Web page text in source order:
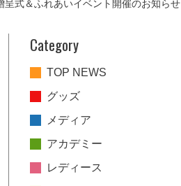
呈式＆ふれあいイベント開催のお知らせ
Category
TOP NEWS
グッズ
メディア
アカデミー
レディース